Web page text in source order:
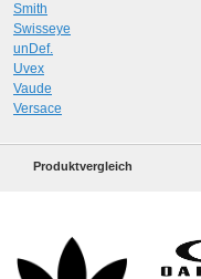
Smith
Swisseye
unDef.
Uvex
Vaude
Versace
Produktvergleich